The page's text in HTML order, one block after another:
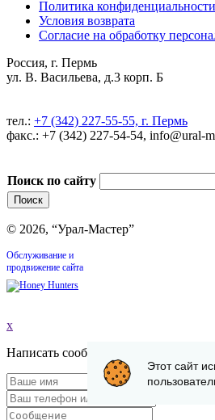
Политика конфиденциальности
Условия возврата
Согласие на обработку
Россия, г. Пермь
ул. В. Васильева, д.3 корп. Б
тел.: +7 (342) 227-55-55, г. Пермь
факс.: +7 (342) 227-54-54, info@ural-
Поиск по сайту
© 2026, “Урал-Мастер”
Обслуживание и
продвижение сайта
x
Написать сообщение
Этот сайт